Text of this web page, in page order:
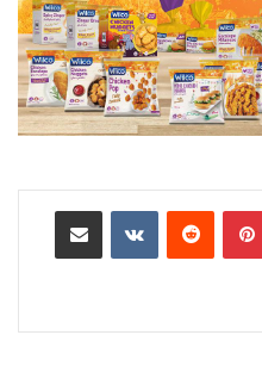
بينتيريست
مشاركة عبر البريد